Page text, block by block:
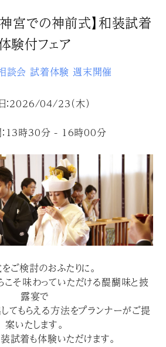
宮での神前式】和装試着
験付フェア
談会 試着体験 週末開催
：2026/04/23（木）
：13時30分 - 16時00分
ご検討のおふたりに。
そ味わっていただける醍醐味と披
露宴で
してもらえる方法をプランナーがご提
案いたします。
試着も体験いただけます。